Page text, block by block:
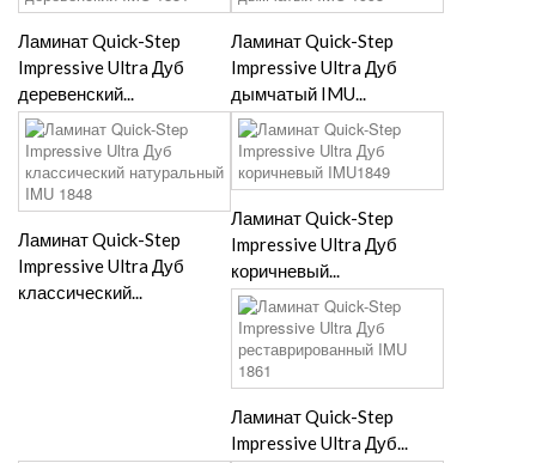
Ламинат Quick-Step
Impressive Ultra Дуб
деревенский...
Ламинат Quick-Step
Impressive Ultra Дуб
дымчатый IMU...
Ламинат Quick-Step
Impressive Ultra Дуб
классический...
Ламинат Quick-Step
Impressive Ultra Дуб
коричневый...
Ламинат Quick-Step
Impressive Ultra Дуб...